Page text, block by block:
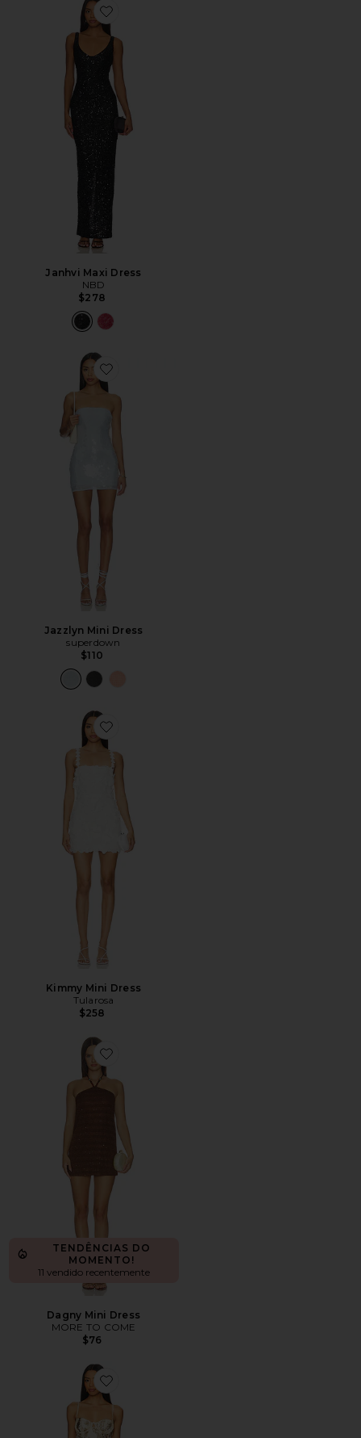
Favorite Janhvi Maxi Dress
Janhvi Maxi Dress
NBD
$278
Favorite Jazzlyn Mini Dress
Jazzlyn Mini Dress
superdown
$110
Favorite Kimmy Mini Dress
Kimmy Mini Dress
Tularosa
$258
Favorite Dagny Mini Dress
TENDÊNCIAS DO
MOMENTO!
11 vendido recentemente
Dagny Mini Dress
MORE TO COME
$76
Favorite Opal Mini Dress